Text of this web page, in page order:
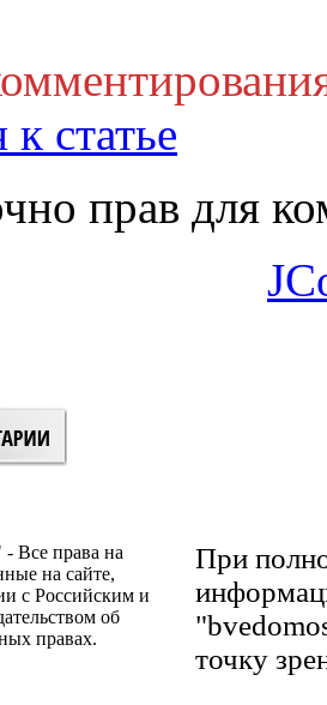
статье
прав для
Все права на
на сайте,
с Российским и
об
правах.
При
точку